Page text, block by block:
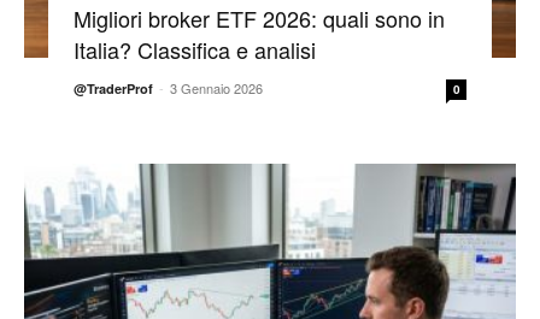
Migliori broker ETF 2026: quali sono in
Italia? Classifica e analisi
@TraderProf - 3 Gennaio 2026 0